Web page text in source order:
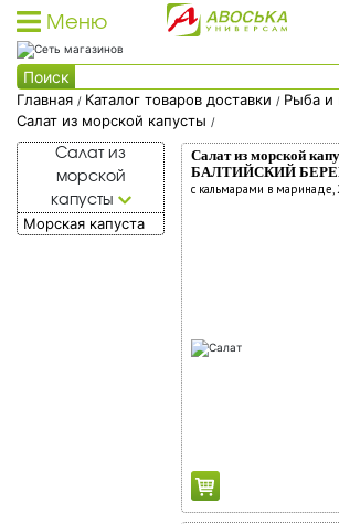
Меню
укажите
адрес
Каталог товаров
Каталог товаров доставки
Каталог акционных товаров
Собственная торговая марка
Собственное производство
Акции
Вход в личный кабинет
Регистрация дисконтной карты
Условия использования фишек
Поиск
Главная / Каталог товаров доставки / Рыба и
Салат из морской капусты /
Салат из
морской
капусты
Морская капуста
Каталог
товаров
доставки
Салат из морской
БАЛТИЙСКИЙ
с кальмарами в маринаде,